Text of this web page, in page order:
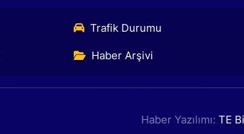
Trafik Durumu
Haber Arşivi
Haber Yazılımı:TE